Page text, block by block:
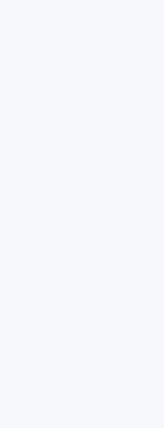
art effect.
style pop-art